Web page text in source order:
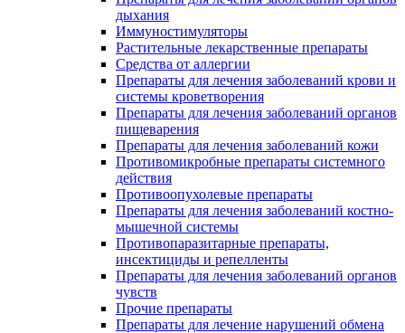
дыхания
Иммуностимуляторы
Растительные лекарственные препараты
Средства от аллергии
Препараты для лечения заболеваний крови и
системы кроветворения
Препараты для лечения заболеваний органов
пищеварения
Препараты для лечения заболеваний кожи
Противомикробные препараты системного
действия
Противоопухолевые препараты
Препараты для лечения заболеваний костно-
мышечной системы
Противопаразитарные препараты,
инсектициды и репелленты
Препараты для лечения заболеваний органов
чувств
Прочие препараты
Препараты для лечение нарушений обмена